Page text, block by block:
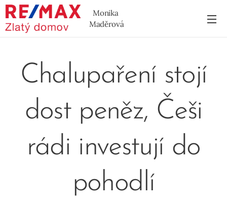
Monika
Maděrová
Chalupaření stojí
dost peněz, Češi
rádi investují do
pohodlí